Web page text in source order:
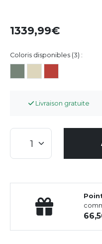
1339,99
Coloris disponibles (3) :
Livraison gratuite